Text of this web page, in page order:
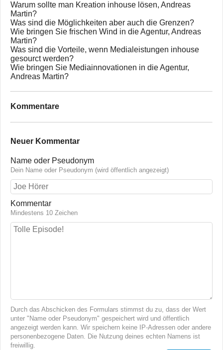
Warum sollte man Kreation inhouse lösen, Andreas
Martin?
Was sind die Möglichkeiten aber auch die Grenzen?
Wie bringen Sie frischen Wind in die Agentur, Andreas
Martin?
Was sind die Vorteile, wenn Medialeistungen inhouse
gesourct werden?
Wie bringen Sie Mediainnovationen in die Agentur,
Andreas Martin?
Kommentare
Neuer Kommentar
Name oder Pseudonym
Dein Name oder Pseudonym (wird öffentlich angezeigt)
Kommentar
Mindestens 10 Zeichen
Durch das Abschicken des Formulars stimmst du zu, dass der Wert
unter "Name oder Pseudonym" gespeichert wird und öffentlich
angezeigt werden kann. Wir speichern keine IP-Adressen oder andere
personenbezogene Daten. Die Nutzung deines echten Namens ist
freiwillig.